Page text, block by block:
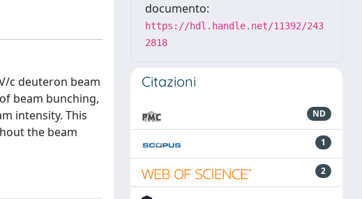
c deuteron beam
beam bunching,
intensity. This
the beam
documento:
https://hdl.handle.net/11392/243
2818
Citazioni
ND
1
2